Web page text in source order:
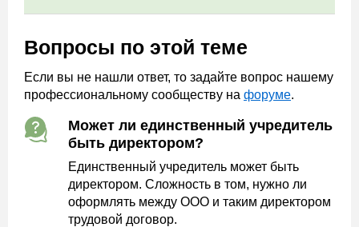
Вопросы по этой теме
Если вы не нашли ответ, то задайте вопрос нашему
профессиональному сообществу на форуме.
Может ли единственный учредитель
быть директором?
Единственный учредитель может быть
директором. Сложность в том, нужно ли
оформлять между ООО и таким директором
трудовой договор.